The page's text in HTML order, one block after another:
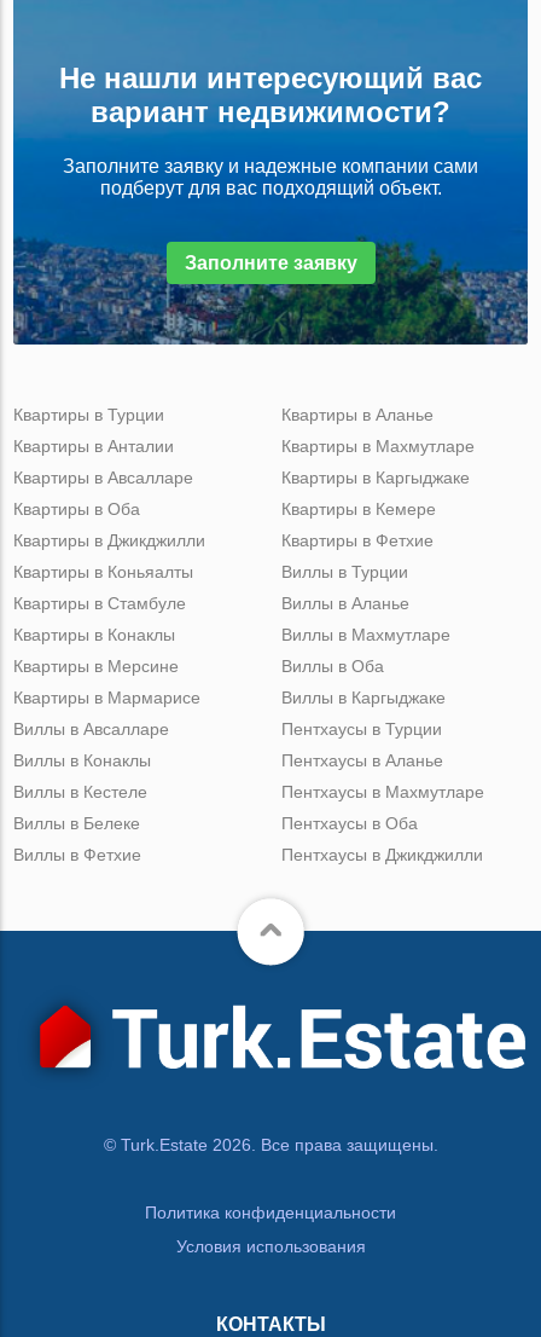
Не нашли интересующий вас
вариант недвижимости?
Заполните заявку и надежные компании сами
подберут для вас подходящий объект.
Заполните заявку
Квартиры в Турции
Квартиры в Анталии
Квартиры в Авсалларе
Квартиры в Оба
Квартиры в Джикджилли
Квартиры в Аланье
Квартиры в Махмутларе
Квартиры в Каргыджаке
Квартиры в Кемере
Квартиры в Фетхие
Квартиры в Коньяалты
Квартиры в Стамбуле
Квартиры в Конаклы
Квартиры в Мерсине
Квартиры в Мармарисе
Виллы в Турции
Виллы в Аланье
Виллы в Махмутларе
Виллы в Оба
Виллы в Каргыджаке
Виллы в Авсалларе
Виллы в Конаклы
Виллы в Кестеле
Виллы в Белеке
Виллы в Фетхие
Пентхаусы в Турции
Пентхаусы в Аланье
Пентхаусы в Махмутларе
Пентхаусы в Оба
Пентхаусы в Джикджилли
© Turk.Estate 2026. Все права защищены.
Политика конфиденциальности
Условия использования
КОНТАКТЫ